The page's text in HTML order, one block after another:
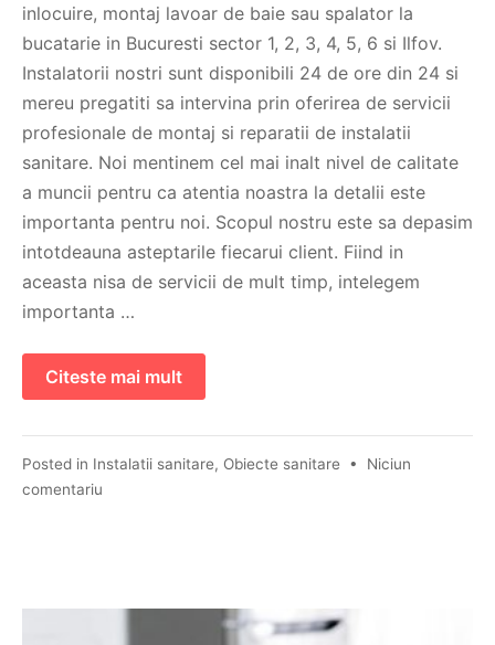
inlocuire, montaj lavoar de baie sau spalator la
bucatarie in Bucuresti sector 1, 2, 3, 4, 5, 6 si Ilfov.
Instalatorii nostri sunt disponibili 24 de ore din 24 si
mereu pregatiti sa intervina prin oferirea de servicii
profesionale de montaj si reparatii de instalatii
sanitare. Noi mentinem cel mai inalt nivel de calitate
a muncii pentru ca atentia noastra la detalii este
importanta pentru noi. Scopul nostru este sa depasim
intotdeauna asteptarile fiecarui client. Fiind in
aceasta nisa de servicii de mult timp, intelegem
importanta …
Citeste mai mult
Posted in Instalatii sanitare, Obiecte sanitare • Niciun
comentariu